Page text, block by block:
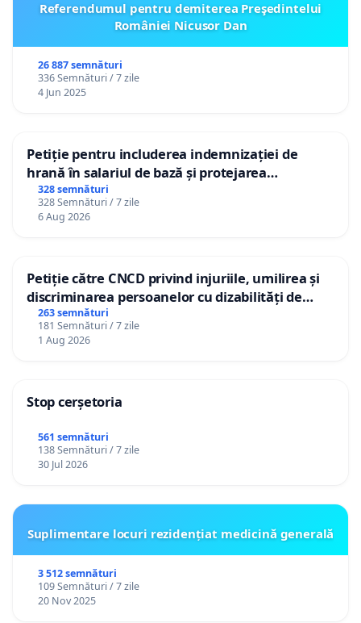
Referendumul pentru demiterea Preşedintelui
României Nicusor Dan
26 887 semnături
336 Semnături / 7 zile
4 Jun 2025
Petiție pentru includerea indemnizației de
hrană în salariul de bază și protejarea
gradațiilor de vechime pentru asistenții
personali
328 semnături
328 Semnături / 7 zile
6 Aug 2026
Petiție către CNCD privind injuriile, umilirea și
discriminarea persoanelor cu dizabilități de
către utilizatorul TikTok „Gorici”
263 semnături
181 Semnături / 7 zile
1 Aug 2026
Stop cerșetoria
561 semnături
138 Semnături / 7 zile
30 Jul 2026
Suplimentare locuri rezidențiat medicină generală
3 512 semnături
109 Semnături / 7 zile
20 Nov 2025